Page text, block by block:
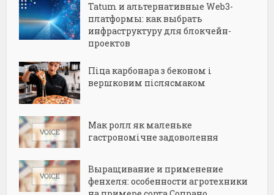
Tatum и альтернативные Web3-
платформы: как выбрать
инфраструктуру для блокчейн-
проектов
Піца карбонара з беконом і
вершковим післясмаком
Мак ролл як маленьке
гастрономічне задоволення
Выращивание и применение
фенхеля: особенности агротехники